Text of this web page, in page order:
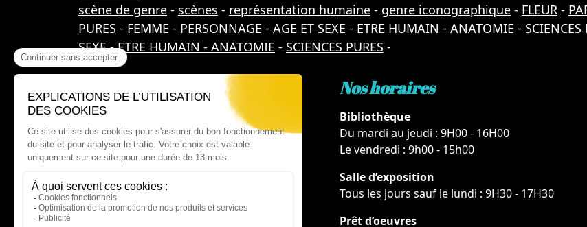
scène de genre - scènes - représentation humaine - genre iconographique - FLEUR -
PURES - FEMME - PERSONNAGE - AGE ET SEXE - ETRE HUMAIN - ANATOMIE - SCIENCES
SEXE-ETRE HUMAIN - ANATOMIE - SCIENCES PURES -
Où nous trouver ?
60 rue Victor Le Vigoureux,
97410 Saint Pierre
Nos horaires
Bibliothèque
Du mardi au jeudi : 9H00 - 16H00
Le vendredi : 9h00 - 15h00
Salle d’exposition
Tous les jours sauf le lundi : 9H30 - 17H30
Prêt d’oeuvres